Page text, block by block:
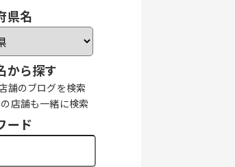
県名
から探す
舗のブログを検索
店舗も一緒に検索
ード